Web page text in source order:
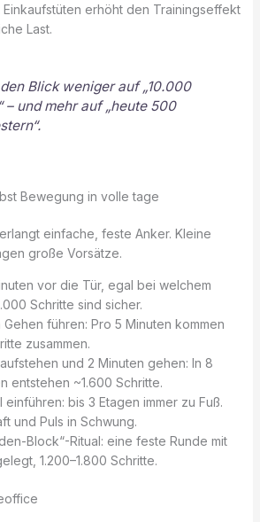
Einkaufstüten erhöht den Trainingseffekt
Last.
Blick weniger auf „10.000
– und mehr auf „heute 500
Bewegung in volle tage
einfache, feste Anker. Kleine
große Vorsätze.
vor die Tür, egal bei welchem
Schritte sind sicher.
führen: Pro 5 Minuten kommen
zusammen.
und 2 Minuten gehen: In 8
entstehen ~1.600 Schritte.
bis 3 Etagen immer zu Fuß.
und Puls in Schwung.
Block“-Ritual: eine feste Runde mit
1.200–1.800 Schritte.